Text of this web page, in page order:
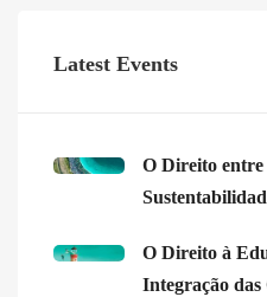
Latest Events
O Direito
O Direito à
Integração